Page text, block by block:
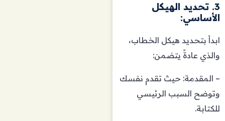
3. تحديد الهيكل
الأساسي:
ابدأ بتحديد هيكل الخطاب،
والذي عادةً يتضمن:
– المقدمة: حيث تقدم نفسك
وتوضح السبب الرئيسي
للكتابة.